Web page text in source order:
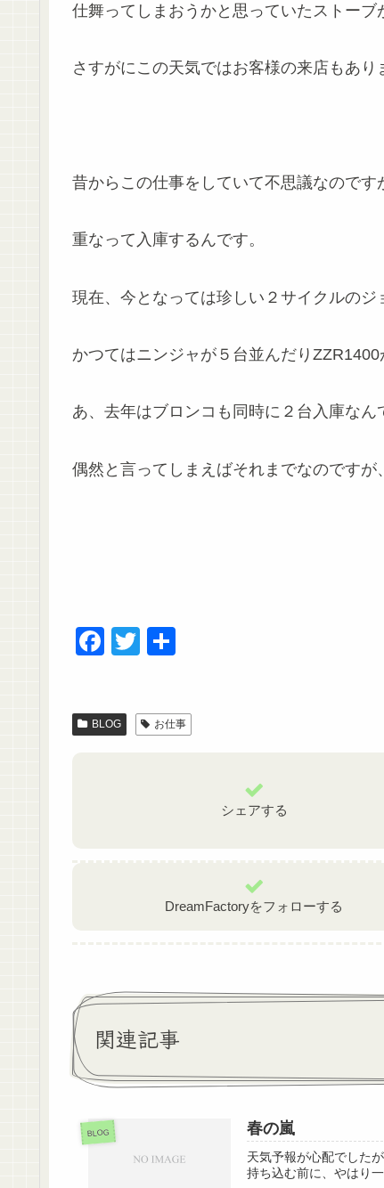
仕舞ってしまおうかと思っていたストーブ
さすがにこの天気ではお客様の来店もあり
昔からこの仕事をしていて不思議なので
重なって入庫するんです。
現在、今となっては珍しい２サイクルのジ
かつてはニンジャが５台並んだりZZR1400
あ、去年はブロンコも同時に２台入庫なん
偶然と言ってしまえばそれまでなのですが
F
e
T
er
BLOG お仕事
シェアする
DreamFactoryをフォローする
関連記事
BLOG 春の嵐
天気予報が心配でした
持ち込む前に、やはり